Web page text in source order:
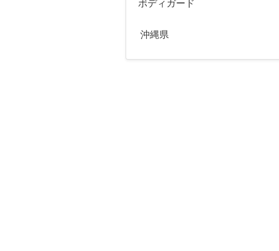
ボディガード
沖縄県